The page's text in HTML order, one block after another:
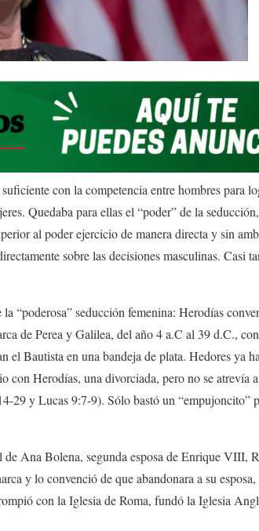
con la competencia entre hombres para
Quedaba para ellas el “poder” de la
al poder ejercicio de manera directa y sin
sobre las decisiones masculinas. Casi
“poderosa” seducción femenina: Herodías
de Perea y Galilea, del año 4 a.C al 39 d.C.,
el Bautista en una bandeja de plata. Hedores ya
con Herodías, una divorciada, pero no se atrevía
29 y Lucas 9:7-9). Sólo bastó un “empujoncito”
Ana Bolena, segunda esposa de Enrique VIII,
y lo convenció de que abandonara a su
con la Iglesia de Roma, fundó la Iglesia